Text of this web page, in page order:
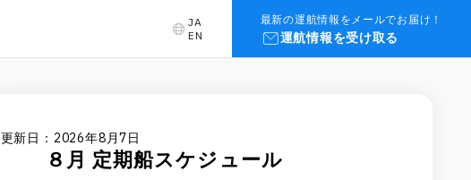
JA
EN
最新の運航情報をメールでお届け！
運航情報を受け取る
更新日：2026年8月7日
８月 定期船スケジュール